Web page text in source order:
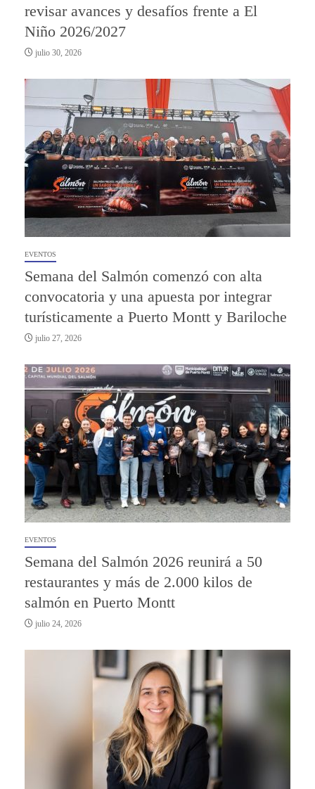
revisar avances y desafíos frente a El
Niño 2026/2027
julio 30, 2026
EVENTOS
Semana del Salmón comenzó con alta
convocatoria y una apuesta por integrar
turísticamente a Puerto Montt y Bariloche
julio 27, 2026
EVENTOS
Semana del Salmón 2026 reunirá a 50
restaurantes y más de 2.000 kilos de
salmón en Puerto Montt
julio 24, 2026